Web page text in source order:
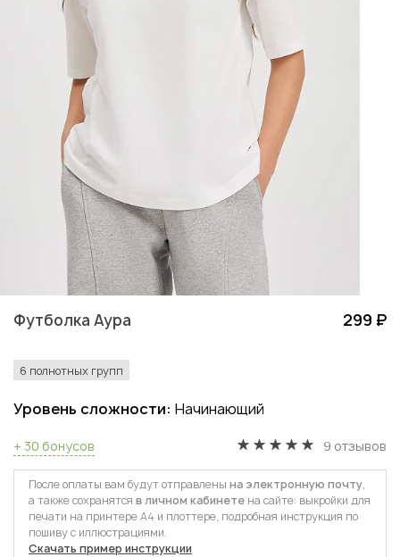
Футболка Аура 299 ₽
6 полнотных групп
Уровень сложности: Начинающий
+ 30 бонусов 9 отзывов
После оплаты вам будут отправлены на электронную почту,
а также сохранятся в личном кабинете на сайте: выкройки для
печати на принтере А4 и плоттере, подробная инструкция по
пошиву с иллюстрациями.
Скачать пример инструкции